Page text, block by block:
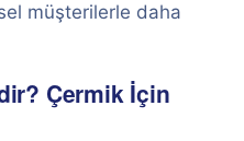
müşterilerle daha
Çermik İçin